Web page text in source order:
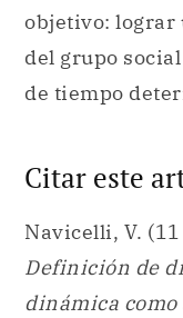
objetivo: lograr
del grupo
de tiempo
Citar este
Navicelli, V.
Definición de
dinámica